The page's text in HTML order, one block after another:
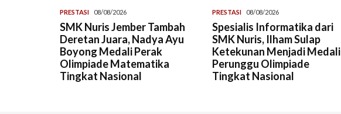
PRESTASI 08/08/2026
SMK Nuris Jember Tambah
Deretan Juara, Nadya Ayu
Boyong Medali Perak
Olimpiade Matematika
Tingkat Nasional
PRESTASI 08/08/2026
Spesialis Informatika dari
SMK Nuris, Ilham Sulap
Ketekunan Menjadi Medali
Perunggu Olimpiade
Tingkat Nasional